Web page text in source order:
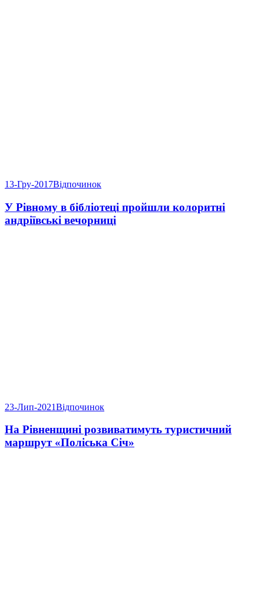
13-Гру-2017Відпочинок
У Рівному в бібліотеці пройшли колоритні
андріївські вечорниці
23-Лип-2021Відпочинок
На Рівненщині розвиватимуть туристичний
маршрут «Поліська Січ»